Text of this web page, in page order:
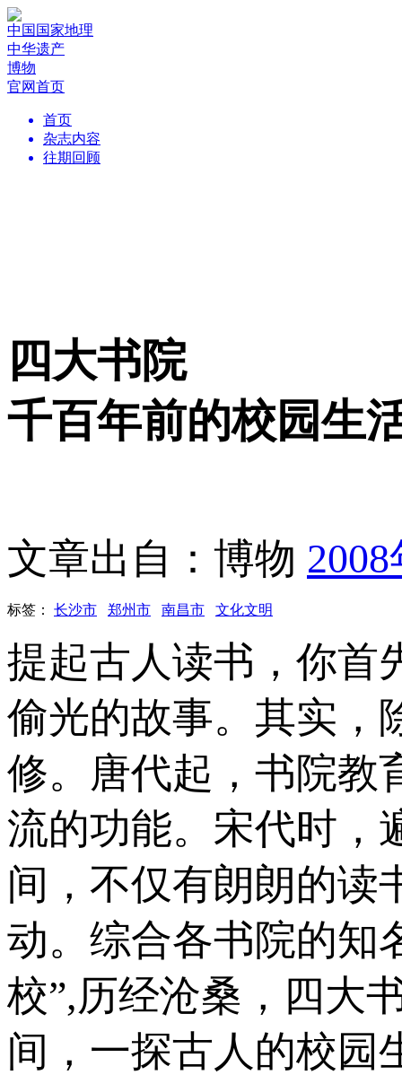
中国国家地理
中华遗产
博物
官网首页
首页
杂志内容
往期回顾
四大书院
千百年前的校园生
文章出自：博物
标签： 长沙市 郑州市 南昌市 文化文明
提起古人读书，你首
偷光的故事。其实，
修。唐代起，书院教
流的功能。宋代时，
间，不仅有朗朗的读
动。综合各书院的知
校”,历经沧桑，四大
间，一探古人的校园